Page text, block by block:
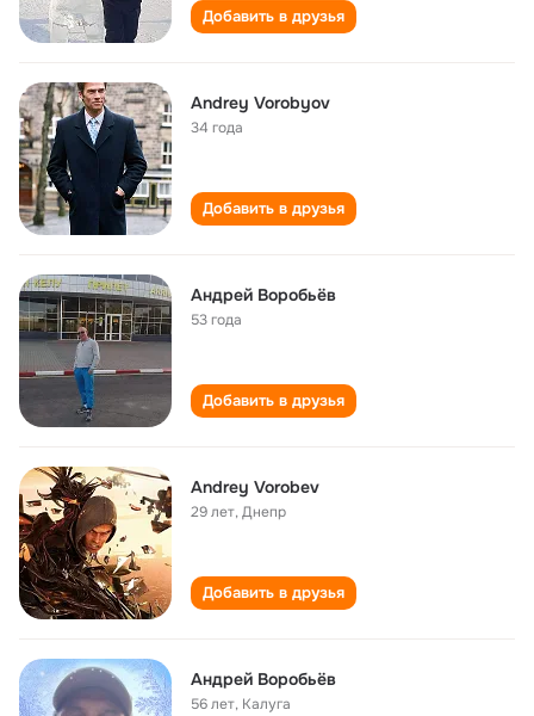
Добавить в друзья
Andrey Vorobyov
34 года
Добавить в друзья
Андрей Воробьёв
53 года
Добавить в друзья
Andrey Vorobev
29 лет,Днепр
Добавить в друзья
Андрей Воробьёв
56 лет, Калуга